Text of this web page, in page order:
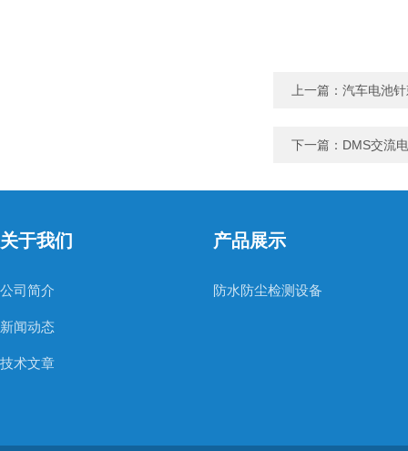
上一篇： 汽车电池
下一篇： DMS交流
关于我们
公司简介
新闻动态
技术文章
产品展示
防水防尘检测设备